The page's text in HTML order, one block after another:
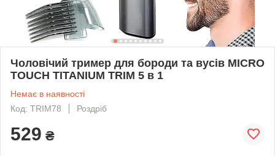
Чоловічий тример для бороди та вусів MICRO
TOUCH TITANIUM TRIM 5 в 1
Немає в наявності
Код: TRIM78
Роздріб
529 ₴